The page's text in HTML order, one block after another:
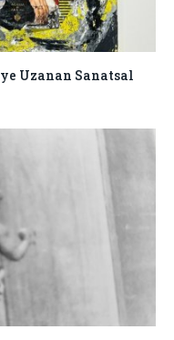
Uzanan Sanatsal